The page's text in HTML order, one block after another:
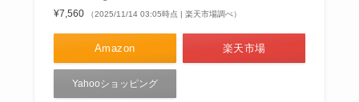
¥7,560
（2025/11/14 03:05時点 | 楽天市場調べ）
Amazon 楽天市場
Yahooショッピング